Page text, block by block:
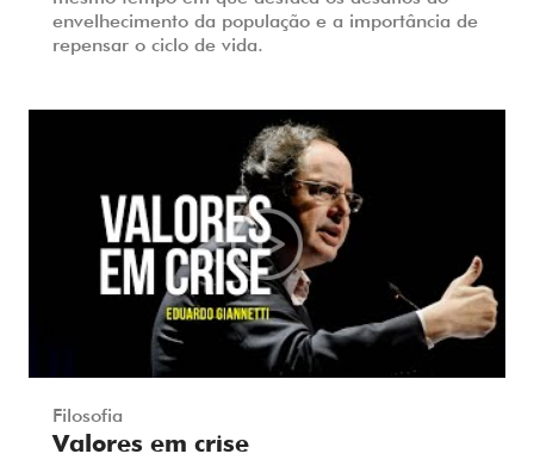
envelhecimento da população e a importância de
repensar o ciclo de vida.
Filosofia
Valores em crise